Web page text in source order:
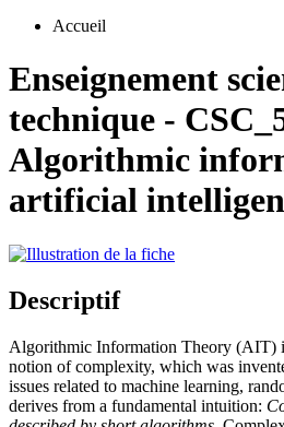
Accueil
Enseignement
technique -
Algorithmic
artificial
Descriptif
Algorithmic Information Theory (AIT)
notion of complexity, which was
issues related to machine learning,
derives from a fundamental intuition: